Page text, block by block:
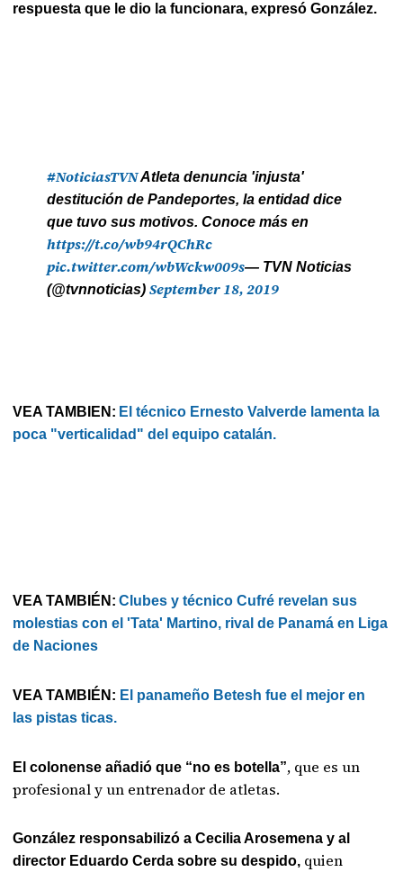
respuesta que le dio la funcionara, expresó González.
#NoticiasTVNAtleta denuncia 'injusta'
destitución de Pandeportes, la entidad dice
que tuvo sus motivos. Conoce más en
https://t.co/wb94rQChRc
pic.twitter.com/wbWckw009s— TVN Noticias
(@tvnnoticias)September 18, 2019
VEA TAMBIEN: El técnico Ernesto Valverde lamenta la
poca "verticalidad" del equipo catalán.
VEA TAMBIÉN: Clubes y técnico Cufré revelan sus
molestias con el 'Tata' Martino, rival de Panamá en Liga
de Naciones
VEA TAMBIÉN: El panameño Betesh fue el mejor en
las pistas ticas.
El colonense añadió que “no es botella”, que es un
profesional y un entrenador de atletas.
González responsabilizó a Cecilia Arosemena y al
director Eduardo Cerda sobre su despido, quien